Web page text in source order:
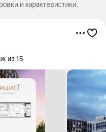
и характеристики.
из 15